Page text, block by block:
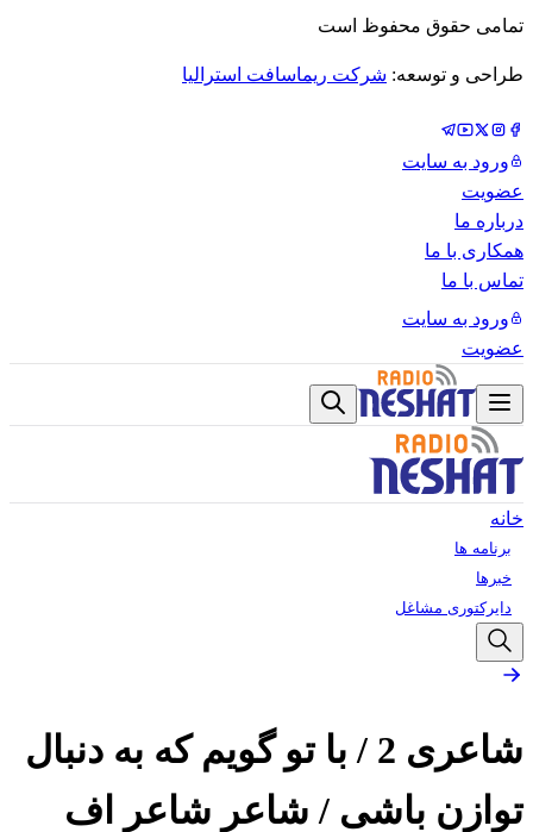
تمامی حقوق محفوظ است
طراحی و توسعه: شرکت ریماسافت استرالیا
ورود به سایت
عضویت
درباره ما
همکاری با ما
تماس با ما
ورود به سایت
عضویت
خانه
برنامه ها
خبرها
دایرکتوری مشاغل
شاعری 2 / با تو گویم که به دنبال
توازن باشی / شاعر شاعر اف